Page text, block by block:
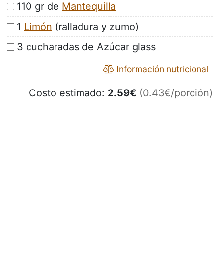
110 gr de Mantequilla
1 Limón (ralladura y zumo)
3 cucharadas de Azúcar glass
Información nutricional
Costo estimado: 2.59€ (0.43€/porción)